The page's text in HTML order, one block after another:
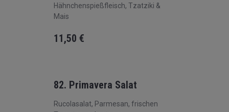
Hähnchenspießfleisch, Tzatziki &
Mais
11,50 €
82. Primavera Salat
Rucolasalat, Parmesan, frischen